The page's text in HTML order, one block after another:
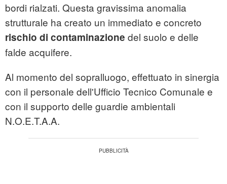
bordi rialzati. Questa gravissima anomalia
strutturale ha creato un immediato e concreto
rischio di contaminazione del suolo e delle
falde acquifere.
Al momento del sopralluogo, effettuato in sinergia
con il personale dell'Ufficio Tecnico Comunale e
con il supporto delle guardie ambientali
N.O.E.T.A.A.